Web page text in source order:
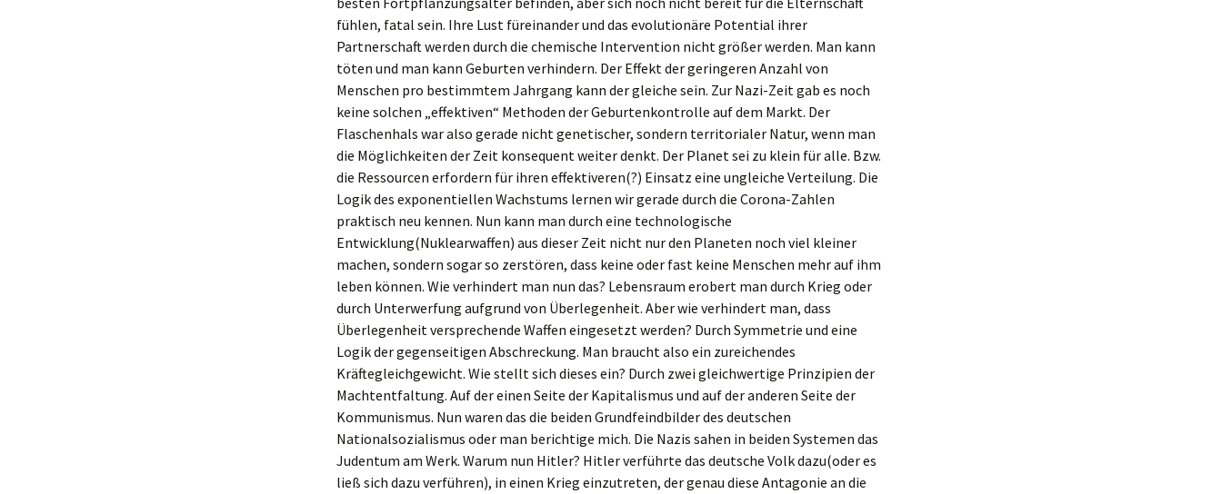
(“Selbstsekte”)
fühlen, fatal sein. Ihre Lust füreinander und das evolutionäre Potential ihrer
Partnerschaft werden durch die chemische Intervention nicht größer werden. Man kann
töten und man kann Geburten verhindern. Der Effekt der geringeren Anzahl von
Menschen pro bestimmtem Jahrgang kann der gleiche sein. Zur Nazi-Zeit gab es noch
keine solchen „effektiven“ Methoden der Geburtenkontrolle auf dem Markt. Der
Flaschenhals war also gerade nicht genetischer, sondern territorialer Natur, wenn man
die Möglichkeiten der Zeit konsequent weiter denkt. Der Planet sei zu klein für alle. Bzw.
die Ressourcen erfordern für ihren effektiveren(?) Einsatz eine ungleiche Verteilung. Die
Logik des exponentiellen Wachstums lernen wir gerade durch die Corona-Zahlen
praktisch neu kennen. Nun kann man durch eine technologische
Entwicklung(Nuklearwaffen) aus dieser Zeit nicht nur den Planeten noch viel kleiner
machen, sondern sogar so zerstören, dass keine oder fast keine Menschen mehr auf ihm
leben können. Wie verhindert man nun das? Lebensraum erobert man durch Krieg oder
durch Unterwerfung aufgrund von Überlegenheit. Aber wie verhindert man, dass
Überlegenheit versprechende Waffen eingesetzt werden? Durch Symmetrie und eine
Logik der gegenseitigen Abschreckung. Man braucht also ein zureichendes
Kräftegleichgewicht. Wie stellt sich dieses ein? Durch zwei gleichwertige Prinzipien der
Machtentfaltung. Auf der einen Seite der Kapitalismus und auf der anderen Seite der
Kommunismus. Nun waren das die beiden Grundfeindbilder des deutschen
Nationalsozialismus oder man berichtige mich. Die Nazis sahen in beiden Systemen das
Judentum am Werk. Warum nun Hitler? Hitler verführte das deutsche Volk dazu(oder es
ließ sich dazu verführen), in einen Krieg einzutreten, der genau diese Antagonie an die